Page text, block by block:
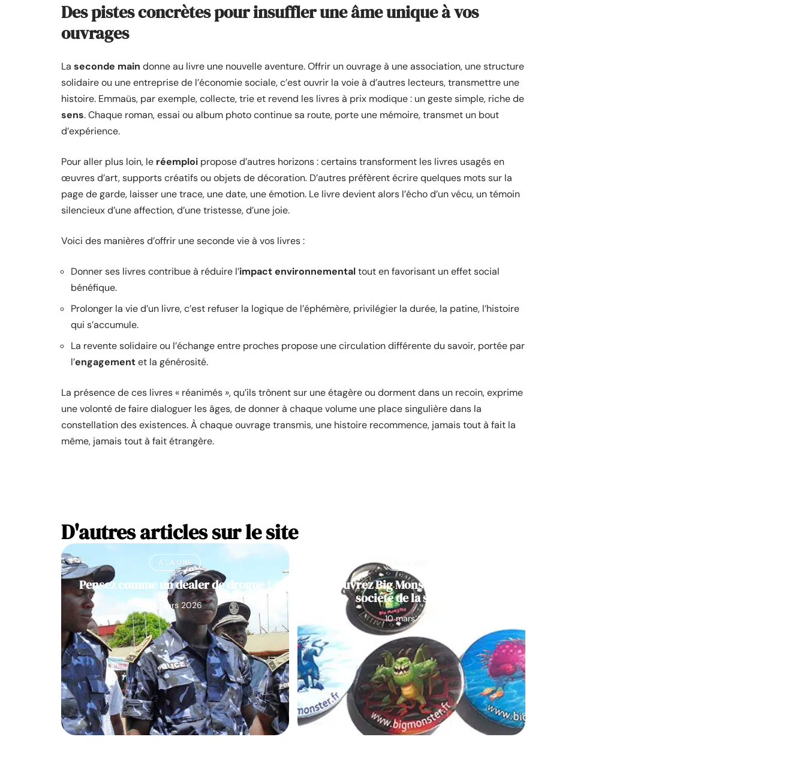
Des pistes concrètes pour insuffler une âme unique à vos
ouvrages
La seconde main donne au livre une nouvelle aventure. Offrir un ouvrage à une association, une structure
solidaire ou une entreprise de l’économie sociale, c’est ouvrir la voie à d’autres lecteurs, transmettre une
histoire. Emmaüs, par exemple, collecte, trie et revend les livres à prix modique : un geste simple, riche de
sens. Chaque roman, essai ou album photo continue sa route, porte une mémoire, transmet un bout
d’expérience.
Pour aller plus loin, le réemploi propose d’autres horizons : certains transforment les livres usagés en
œuvres d’art, supports créatifs ou objets de décoration. D’autres préfèrent écrire quelques mots sur la
page de garde, laisser une trace, une date, une émotion. Le livre devient alors l’écho d’un vécu, un témoin
silencieux d’une affection, d’une tristesse, d’une joie.
Voici des manières d’offrir une seconde vie à vos livres :
Donner ses livres contribue à réduire l’impact environnementaltout en favorisant un effet social
bénéfique.
Prolonger la vie d’un livre, c’est refuser la logique de l’éphémère, privilégier la durée, la patine, l’histoire
qui s’accumule.
La revente solidaire ou l’échange entre proches propose une circulation différente du savoir, portée par
l’engagementet la générosité.
La présence de ces livres « réanimés », qu’ils trônent sur une étagère ou dorment dans un recoin, exprime
une volonté de faire dialoguer les âges, de donner à chaque volume une place singulière dans la
constellation des existences. À chaque ouvrage transmis, une histoire recommence, jamais tout à fait la
même, jamais tout à fait étrangère.
D'autres articles sur le site
À LA UNE
Pensez comme un dealer de drogue !
10 mars 2026
Découvrez Big Monster, notre jeu de
société de la semaine
10 mars 2026